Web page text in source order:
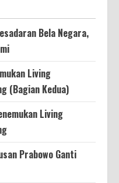
Bela Negara,
Living
(Bagian Kedua)
Living
Prabowo Ganti